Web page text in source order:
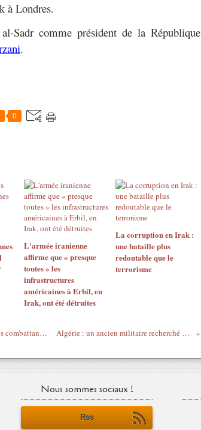
à Londres.
Sadr comme président de la République
.
0
L'armée iranienne
affirme que « presque
toutes » les
infrastructures
américaines à Erbil, en
Irak, ont été détruites
La corruption en Irak :
une bataille plus
redoutable que le
terrorisme
Libye - Le maréchal Haftar pourrait envoyer des combattants pour soutenir l’armée russe Algérie : un ancien militaire recherché extradé par l'Espagne
Nous sommes sociaux !
Rss